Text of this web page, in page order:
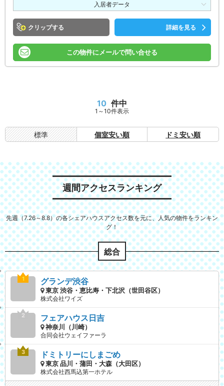
入居者データ
クリップ 詳細を見る
この物件にメールで問い合せる
10 件中
1～10件表示
標準 個室安い順 ドミ安い順
週間アクセスランキング
先週（7.26～8.8）の各シェアハウスアクセス数を元に、人気の物件をランキン
グ！
総合
グランデ渋谷
東京 渋谷・恵比寿・下北沢（世田谷区）
株式会社ワイズ
フェアハウス日吉
神奈川（川崎）
合同会社ウェイファーラ
ドミトリーにしまごめ
東京 品川・蒲田・大森（大田区）
株式会社西馬込第一ホテル